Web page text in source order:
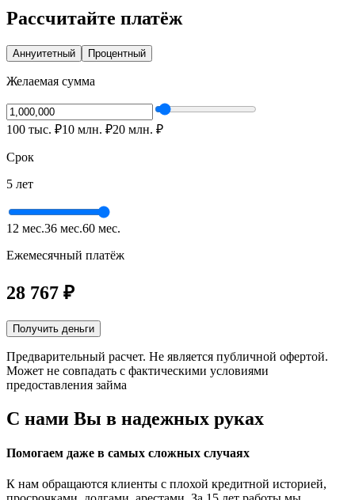
Рассчитайте платёж
Аннуитетный Процентный
Желаемая сумма
100 тыс. ₽10 млн. ₽20 млн. ₽
Срок
5 лет
12 мес.36 мес.60 мес.
Ежемесячный платёж
28 767 ₽
Получить деньги
Предварительный расчет. Не является публичной офертой.
Может не совпадать с фактическими условиями
предоставления займа
С нами Вы в надежных руках
Помогаем даже в самых сложных случаях
К нам обращаются клиенты с плохой кредитной историей,